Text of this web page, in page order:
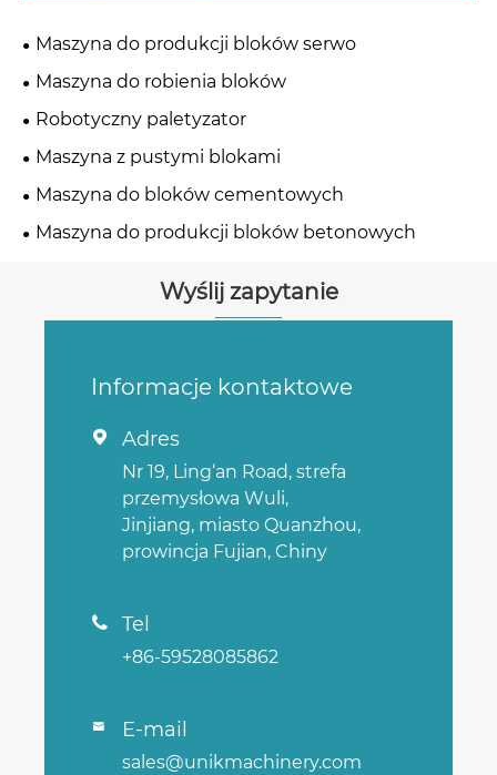
Maszyna do produkcji bloków serwo
Maszyna do robienia bloków
Robotyczny paletyzator
Maszyna z pustymi blokami
Maszyna do bloków cementowych
Maszyna do produkcji bloków betonowych
Wyślij zapytanie
Informacje kontaktowe
 Adres
Nr 19, Ling‘an Road, strefa
przemysłowa Wuli,
Jinjiang, miasto Quanzhou,
prowincja Fujian, Chiny
 Tel
+86-59528085862
 E-mail
sales@unikmachinery.com